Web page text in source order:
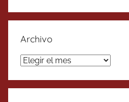
Archivo
Archivo